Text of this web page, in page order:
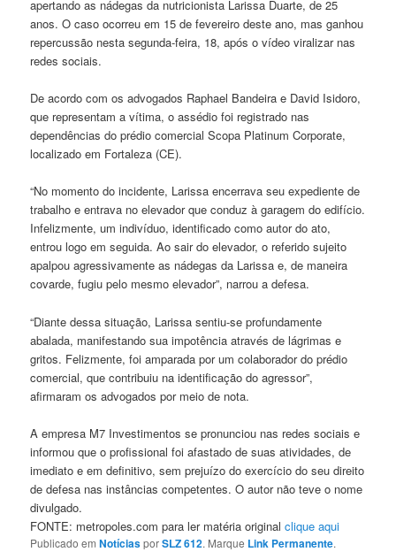
apertando as nádegas da nutricionista Larissa Duarte, de 25
anos. O caso ocorreu em 15 de fevereiro deste ano, mas ganhou
repercussão nesta segunda-feira, 18, após o vídeo viralizar nas
redes sociais.
De acordo com os advogados Raphael Bandeira e David Isidoro,
que representam a vítima, o assédio foi registrado nas
dependências do prédio comercial Scopa Platinum Corporate,
localizado em Fortaleza (CE).
“No momento do incidente, Larissa encerrava seu expediente de
trabalho e entrava no elevador que conduz à garagem do edifício.
Infelizmente, um indivíduo, identificado como autor do ato,
entrou logo em seguida. Ao sair do elevador, o referido sujeito
apalpou agressivamente as nádegas da Larissa e, de maneira
covarde, fugiu pelo mesmo elevador”, narrou a defesa.
“Diante dessa situação, Larissa sentiu-se profundamente
abalada, manifestando sua impotência através de lágrimas e
gritos. Felizmente, foi amparada por um colaborador do prédio
comercial, que contribuiu na identificação do agressor”,
afirmaram os advogados por meio de nota.
A empresa M7 Investimentos se pronunciou nas redes sociais e
informou que o profissional foi afastado de suas atividades, de
imediato e em definitivo, sem prejuízo do exercício do seu direito
de defesa nas instâncias competentes. O autor não teve o nome
divulgado.
FONTE: metropoles.com para ler matéria originalclique aqui
Publicado emNotíciasporSLZ 612. Marque Link Permanente.